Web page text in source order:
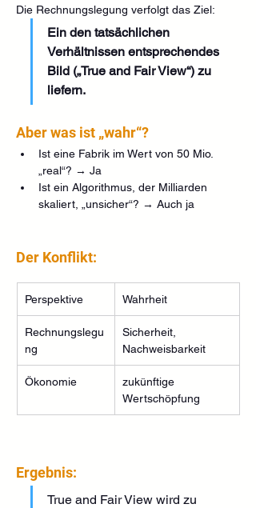
Die Rechnungslegung verfolgt das Ziel:
Ein den tatsächlichen
Verhältnissen entsprechendes
Bild („True and Fair View“) zu
liefern.
Aber was ist „wahr“?
Ist eine Fabrik im Wert von 50 Mio.
„real“? → Ja
Ist ein Algorithmus, der Milliarden
skaliert, „unsicher“? → Auch ja
Der Konflikt:
Perspektive Wahrheit
Rechnungslegu
ng
Sicherheit,
Nachweisbarkeit
Ökonomie
zukünftige
Wertschöpfung
Ergebnis:
True and Fair View wird zu